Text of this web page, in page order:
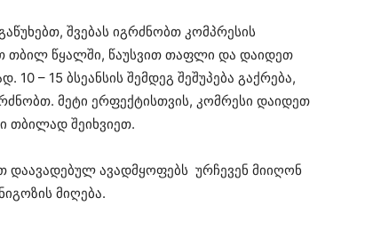
შვებას იგრძნობთ კომპრესის
წყალში, წაუსვით თაფლი და დაიდეთ
– 15 ბსეანსის შემდეგ შეშუპება გაქრება,
მეტი ერფექტისთვის, კომრესი დაიდეთ
თბილად შეიხვიეთ.
დაავადებულ ავადმყოფებს ურჩევენ მიიღონ
მიღება.